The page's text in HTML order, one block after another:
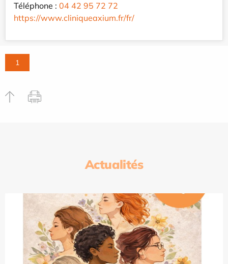
Téléphone : 04 42 95 72 72
https://www.cliniqueaxium.fr/fr/
1
Actualités